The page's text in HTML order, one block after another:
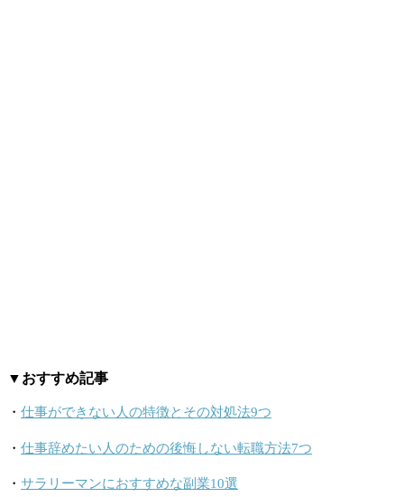
▼おすすめ記事
・ 仕事ができない人の特徴とその対処法9つ
・ 仕事辞めたい人のための後悔しない転職方法7つ
・ サラリーマンにおすすめな副業10選